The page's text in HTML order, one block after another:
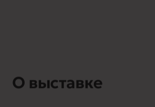
О выставке